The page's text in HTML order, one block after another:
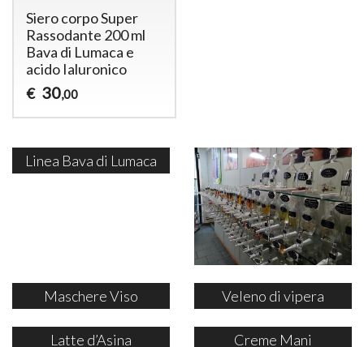
Siero corpo Super
Rassodante 200 ml
Bava di Lumaca e
acido Ialuronico
€ 30,00
Linea Bava di Lumaca
Maschere Viso Veleno di vipera
Latte d’Asina Creme Mani